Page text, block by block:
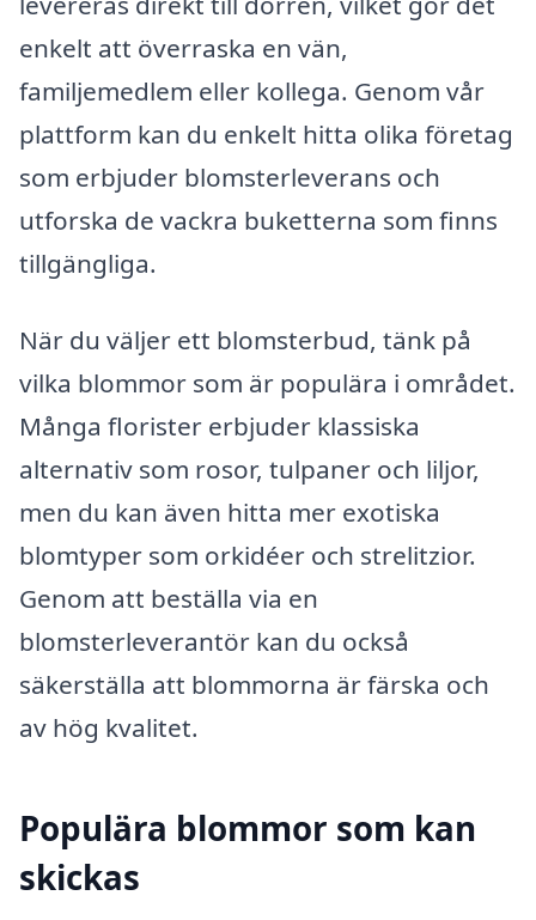
enkelt att överraska en vän,
familjemedlem eller kollega. Genom vår
plattform kan du enkelt hitta olika företag
som erbjuder blomsterleverans och
utforska de vackra buketterna som finns
tillgängliga.
När du väljer ett blomsterbud, tänk på
vilka blommor som är populära i området.
Många florister erbjuder klassiska
alternativ som rosor, tulpaner och liljor,
men du kan även hitta mer exotiska
blomtyper som orkidéer och strelitzior.
Genom att beställa via en
blomsterleverantör kan du också
säkerställa att blommorna är färska och
av hög kvalitet.
Populära blommor som kan
skickas